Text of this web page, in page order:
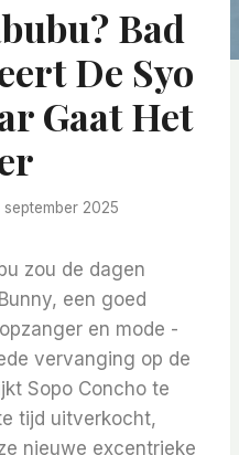
Bad
De Syo
Gaat Het
september 2025
zou de dagen
een goed
en mode -
vervanging op de
Sopo Concho te
tijd uitverkocht,
nieuwe excentrieke